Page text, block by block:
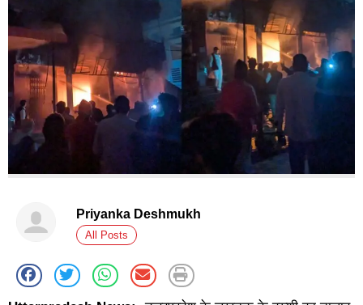
Priyanka Deshmukh
All Posts